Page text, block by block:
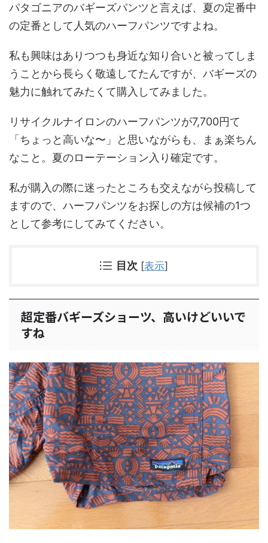
パタゴニアのバギーズパンツと言えば、夏の定番中
の定番として人気のハーフパンツですよね。
私も興味はありつつも身近な知り合いと被ってしま
うことから長らく敬遠してたんですが、バギーズの
魅力に触れてみたくて購入してみました。
リサイクルナイロンのハーフパンツが7,700円て
「ちょっと高いな〜」と思いながらも、まぁ楽ちん
なこと。夏のローテーション入り確定です。
私が購入の際に迷ったところも交えながら投稿して
ますので、ハーフパンツをお探しの方は候補の1つ
として参考にしてみてください。
目次 [表示]
超定番バギーズショーツ、高いけどいいで
すね